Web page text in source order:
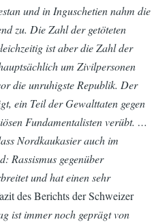
und in Inguschetien nahm die
zu. Die Zahl der getöteten
ist aber die Zahl der
um Zivilpersonen
die unruhigste Republik. Der
ein Teil der Gewalttaten gegen
Fundamentalisten verübt. …
Nordkaukasier auch im
Rassismus gegenüber
und hat einen sehr
des Berichts der Schweizer
ist immer noch geprägt von